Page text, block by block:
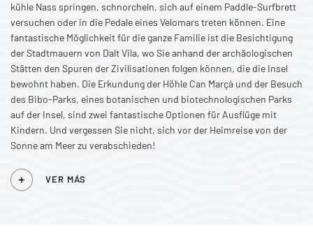
kühle Nass springen, schnorcheln, sich auf einem Paddle-Surfbrett
versuchen oder in die Pedale eines Velomars treten können. Eine
fantastische Möglichkeit für die ganze Familie ist die Besichtigung
der Stadtmauern von Dalt Vila, wo Sie anhand der archäologischen
Stätten den Spuren der Zivilisationen folgen können, die die Insel
bewohnt haben. Die Erkundung der Höhle Can Marçà und der Besuch
des Bibo-Parks, eines botanischen und biotechnologischen Parks
auf der Insel, sind zwei fantastische Optionen für Ausflüge mit
Kindern. Und vergessen Sie nicht, sich vor der Heimreise von der
Sonne am Meer zu verabschieden!
VER MÁS